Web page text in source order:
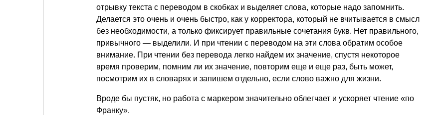
отрывку текста с переводом в скобках и выделяет слова, которые надо запомнить.
Делается это очень и очень быстро, как у корректора, который не вчитывается в смысл
без необходимости, а только фиксирует правильные сочетания букв. Нет правильного,
привычного — выделили. И при чтении с переводом на эти слова обратим особое
внимание. При чтении без перевода легко найдем их значение, спустя некоторое
время проверим, помним ли их значение, повторим еще и еще раз, быть может,
посмотрим их в словарях и запишем отдельно, если слово важно для жизни.
Вроде бы пустяк, но работа с маркером значительно облегчает и ускоряет чтение «по
Франку».